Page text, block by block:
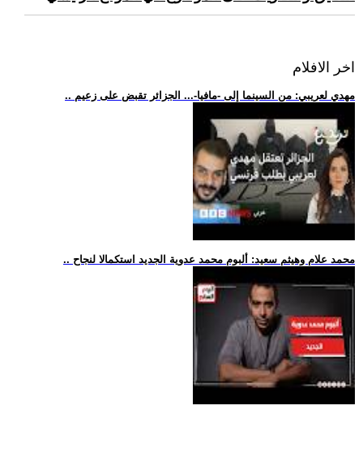
اخر الافلام
.. مهدي لعريبي: من السينما إلى -مافيا-... الجزائر تقبض على زعيم
.. محمد علام وهيثم سعيد: ألبوم محمد عدوية الجديد استكمالا لنجاح